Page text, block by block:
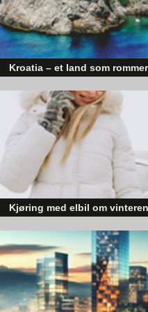
Det bærekraftige aspektet er
forskjellen mellom gulvsliping
Dersom man skal rive et
kvadratmeter stort, og erstatte
slik jobb bortimot 200 000
blir det akkurat som nytt –
lommeboken. Noe som de
fullt mulig å endre både farge
– Hele jobben vi gjør er
utdyper:
– Å bytte et gulv genererer
kjøres vekk – ofte av
blitt produsert fra nytt tre fra
Kroatia – et land som
sider enn det førsteinntrykket
Kjøring med elbil om
utfordrende vinterforhold kan